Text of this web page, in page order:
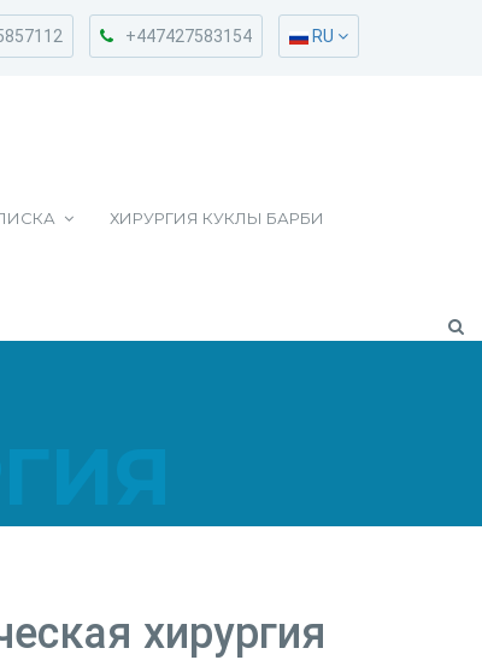
+447427583154 RU
ХИРУРГИЯ КУКЛЫ БАРБИ
хирургия